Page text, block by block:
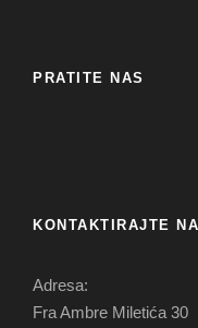
PRATITE NAS
KONTAKTIRAJTE
Adresa:
Fra Ambre Miletića 30